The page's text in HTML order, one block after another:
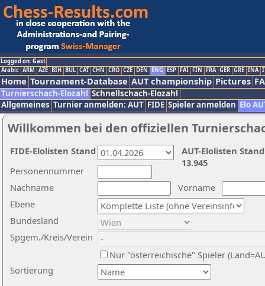
Logged on: Gast
Arabic ARM AZE BIH BUL CAT CHN CRO CZE DEN ENG ESP FAI FIN FRA GER GRE INA
Home Tournament-Database AUT championship Pictures
Turnierschach-Elozahl Schnellschach-Elozahl
Allgemeines Turnier anmelden: AUT FIDE Spieler anmelden Elo
Willkommen bei den offiziellen
Nachname
Vorname
Ebene
Sortierung
Personennummer
Bundesland
Spgem./Kreis/Verein
Nur "österreichische" Spieler
AUT-Elolisten
13.945
FIDE-Elolisten Stand